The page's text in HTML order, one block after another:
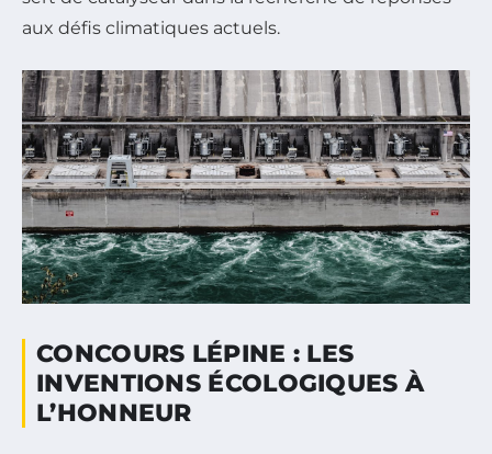
aux défis climatiques actuels.
CONCOURS LÉPINE : LES
INVENTIONS ÉCOLOGIQUES À
L’HONNEUR